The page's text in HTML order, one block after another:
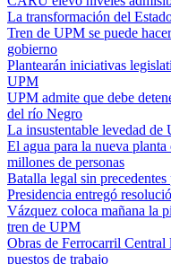
La transformación del
Tren de UPM se puede
gobierno
Plantearán iniciativas
UPM
UPM admite que debe
del río Negro
La insustentable levedad de
El agua para la nueva
millones de personas
Batalla legal sin
Presidencia entregó
Vázquez coloca mañana la
tren de UPM
Obras de Ferrocarril Central
puestos de trabajo